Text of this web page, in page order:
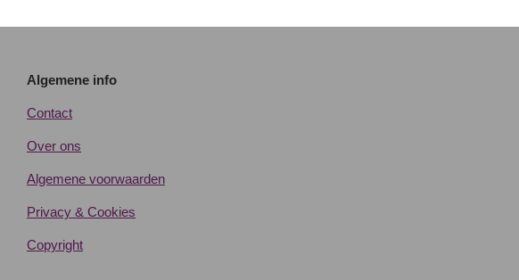
Algemene info
Contact
Over ons
Algemene voorwaarden
Privacy & Cookies
Copyright